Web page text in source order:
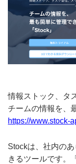
情報ストック、タ
チームの情報を、
https://www.stock-
Stockは、社内の
きるツールです。